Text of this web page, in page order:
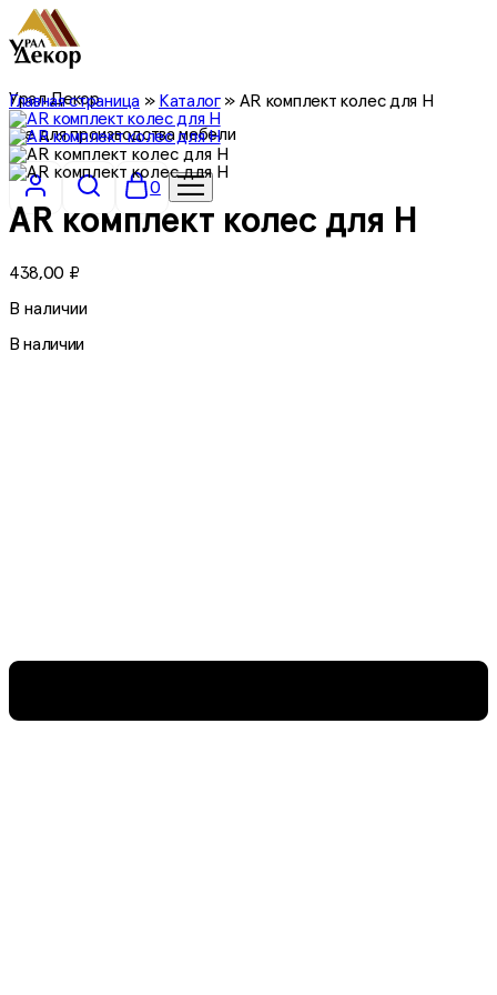
Урал Декор
все для производства мебели
0
Главная страница» Каталог» AR комплект колес для Н
AR комплект колес для Н
438,00 ₽
В наличии
В наличии